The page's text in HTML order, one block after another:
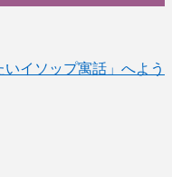
いイソップ寓話」へよう